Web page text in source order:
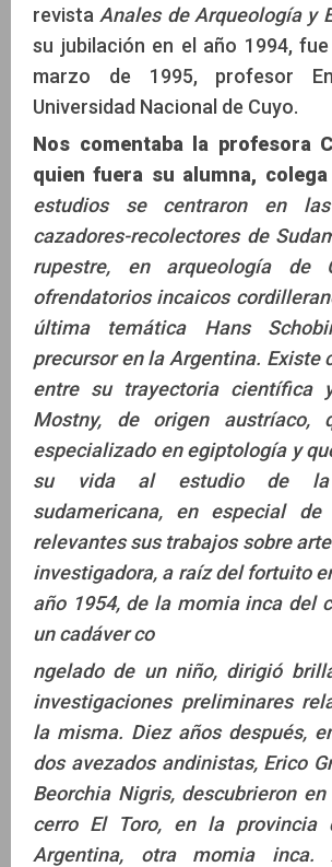
revista Anales de Arqueología y
su jubilación en el año 1994,
marzo de 1995, profesor
Universidad Nacional de Cuyo.
Nos comentaba la profesora
quien fuera su alumna,
estudios se centraron en
cazadores-recolectores de
rupestre, en arqueología de
ofrendatorios incaicos
última temática Hans
precursor en la Argentina. Existe
entre su trayectoria científica
Mostny, de origen austríaco,
especializado en egiptología y
su vida al estudio de la
sudamericana, en especial de
relevantes sus trabajos sobre
investigadora, a raíz del fortuito
año 1954, de la momia inca del
un cadáver co
ngelado de un niño, dirigió
investigaciones preliminares
la misma. Diez años después,
dos avezados andinistas, Erico
Beorchia Nigris, descubrieron
cerro El Toro, en la provincia
Argentina, otra momia inca.